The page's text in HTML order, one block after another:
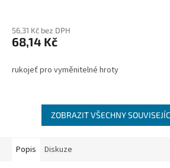
56,31 Kč bez DPH
68,14 Kč
rukojeť pro vyměnitelné hroty
ZOBRAZIT VŠECHNY
Popis Diskuze